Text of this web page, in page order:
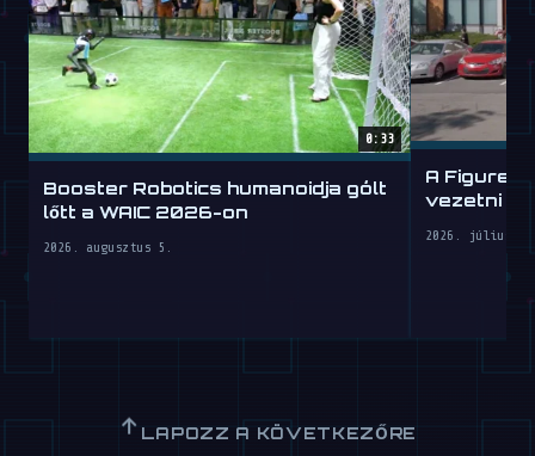
0:33
Booster Robotics humanoidja gólt
lőtt a WAIC 2026-on
2026. augusztus 5.
A Figure
vezetni
2026. július
↑ LAPOZZ A KÖVETKEZŐRE